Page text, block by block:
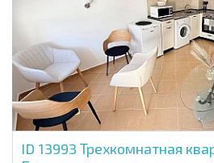
ID 13993 Трехкомнатная